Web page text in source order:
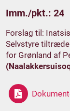
Imm./pkt.: 24
Forslag til:
Selvstyre
for Grønland af